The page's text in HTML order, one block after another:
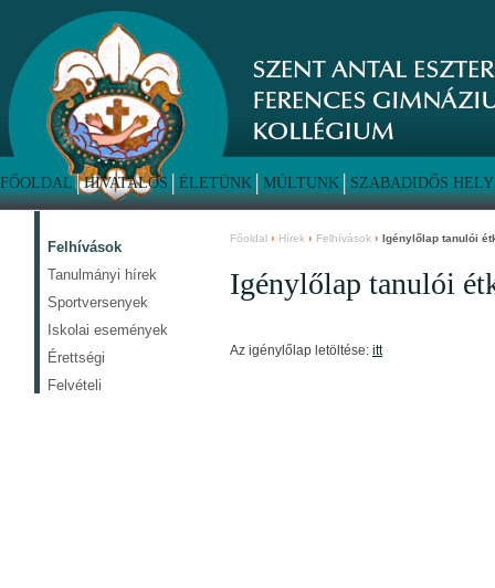
FŐOLDAL HIVATALOS ÉLETÜNK MÚLTUNK SZABADIDŐS
Felhívások
Tanulmányi hírek
Sportversenyek
Iskolai események
Érettségi
Felvételi
Főoldal Hírek Felhívások Igénylőlap tanulói
Igénylőlap tanulói
Az igénylőlap letöltése: itt